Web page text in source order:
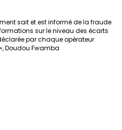
sait et est informé de la fraude
sur le niveau des écarts
par chaque opérateur
Doudou Fwamba